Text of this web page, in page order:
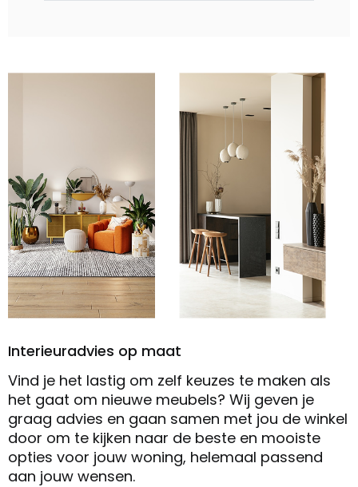
Interieuradvies op maat
Vind je het lastig om zelf keuzes te maken als
het gaat om nieuwe meubels? Wij geven je
graag advies en gaan samen met jou de winkel
door om te kijken naar de beste en mooiste
opties voor jouw woning, helemaal passend
aan jouw wensen.